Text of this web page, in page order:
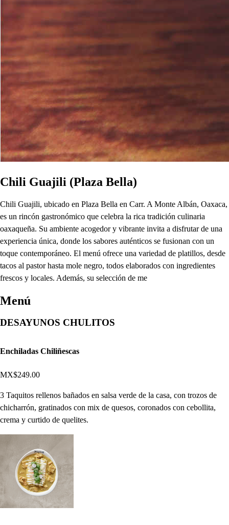
Chili Guajili (Plaza Bella)
Chili Guajili, ubicado en Plaza Bella en Carr. A Monte Albán, Oaxaca,
es un rincón gastronómico que celebra la rica tradición culinaria
oaxaqueña. Su ambiente acogedor y vibrante invita a disfrutar de una
experiencia única, donde los sabores auténticos se fusionan con un
toque contemporáneo. El menú ofrece una variedad de platillos, desde
tacos al pastor hasta mole negro, todos elaborados con ingredientes
frescos y locales. Además, su selección de me
Menú
DESAYUNOS CHULITOS
Enchiladas Chiliñescas
MX$249.00
3 Taquitos rellenos bañados en salsa verde de la casa, con trozos de
chicharrón, gratinados con mix de quesos, coronados con cebollita,
crema y curtido de quelites.